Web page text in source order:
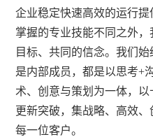
企业稳定快速高效的运行
掌握的专业技能不同之外
目标、共同的信念。我们
是内部成员，都是以思考+
术、创意与策划为一体，
更新突破，集战略、高效
每一位客户。